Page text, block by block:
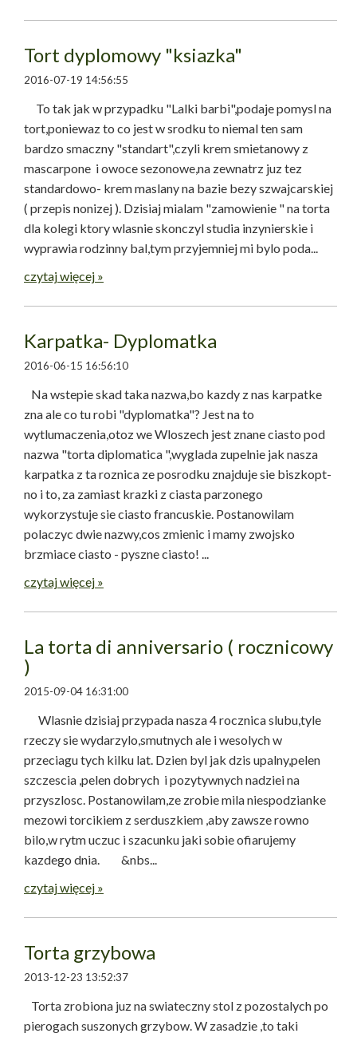
Tort dyplomowy "ksiazka"
2016-07-19 14:56:55
To tak jak w przypadku "Lalki barbi",podaje pomysl na
tort,poniewaz to co jest w srodku to niemal ten sam
bardzo smaczny "standart",czyli krem smietanowy z
mascarpone i owoce sezonowe,na zewnatrz juz tez
standardowo- krem maslany na bazie bezy szwajcarskiej
( przepis nonizej ). Dzisiaj mialam "zamowienie " na torta
dla kolegi ktory wlasnie skonczyl studia inzynierskie i
wyprawia rodzinny bal,tym przyjemniej mi bylo poda...
czytaj więcej »
Karpatka- Dyplomatka
2016-06-15 16:56:10
Na wstepie skad taka nazwa,bo kazdy z nas karpatke
zna ale co tu robi "dyplomatka"? Jest na to
wytlumaczenia,otoz we Wloszech jest znane ciasto pod
nazwa "torta diplomatica ",wyglada zupelnie jak nasza
karpatka z ta roznica ze posrodku znajduje sie biszkopt-
no i to, za zamiast krazki z ciasta parzonego
wykorzystuje sie ciasto francuskie. Postanowilam
polaczyc dwie nazwy,cos zmienic i mamy zwojsko
brzmiace ciasto - pyszne ciasto! ...
czytaj więcej »
La torta di anniversario ( rocznicowy
)
2015-09-04 16:31:00
Wlasnie dzisiaj przypada nasza 4 rocznica slubu,tyle
rzeczy sie wydarzylo,smutnych ale i wesolych w
przeciagu tych kilku lat. Dzien byl jak dzis upalny,pelen
szczescia ,pelen dobrych i pozytywnych nadziei na
przyszlosc. Postanowilam,ze zrobie mila niespodzianke
mezowi torcikiem z serduszkiem ,aby zawsze rowno
bilo,w rytm uczuc i szacunku jaki sobie ofiarujemy
kazdego dnia. &nbs...
czytaj więcej »
Torta grzybowa
2013-12-23 13:52:37
Torta zrobiona juz na swiateczny stol z pozostalych po
pierogach suszonych grzybow. W zasadzie ,to taki